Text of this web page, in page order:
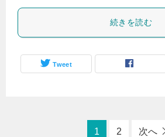
続きを読む
Tweet
1 2 次へ